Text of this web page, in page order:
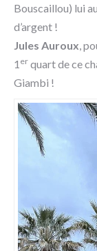
Bouscaillou) lui
d’argent !
Jules Auroux,
1 er quart de ce
Giambi !